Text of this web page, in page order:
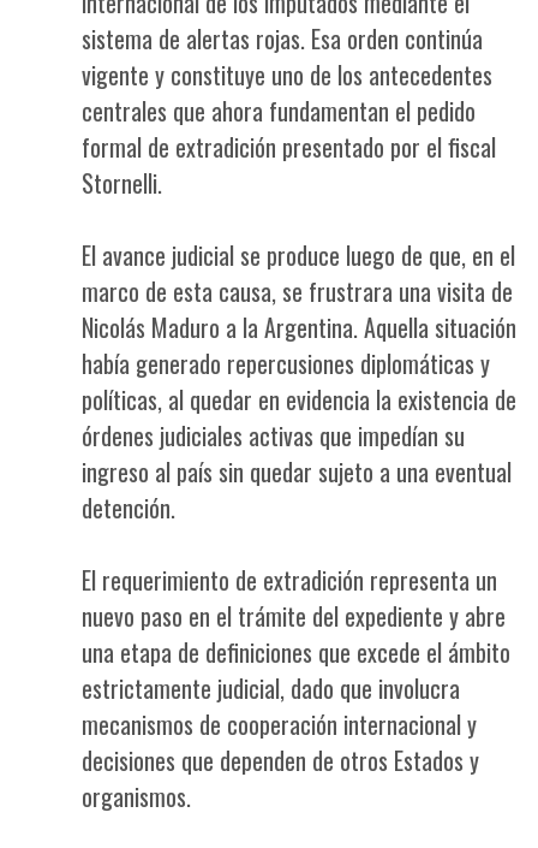
sistema de alertas rojas. Esa orden continúa
vigente y constituye uno de los antecedentes
centrales que ahora fundamentan el pedido
formal de extradición presentado por el fiscal
Stornelli.
El avance judicial se produce luego de que, en el
marco de esta causa, se frustrara una visita de
Nicolás Maduro a la Argentina. Aquella situación
había generado repercusiones diplomáticas y
políticas, al quedar en evidencia la existencia de
órdenes judiciales activas que impedían su
ingreso al país sin quedar sujeto a una eventual
detención.
El requerimiento de extradición representa un
nuevo paso en el trámite del expediente y abre
una etapa de definiciones que excede el ámbito
estrictamente judicial, dado que involucra
mecanismos de cooperación internacional y
decisiones que dependen de otros Estados y
organismos.